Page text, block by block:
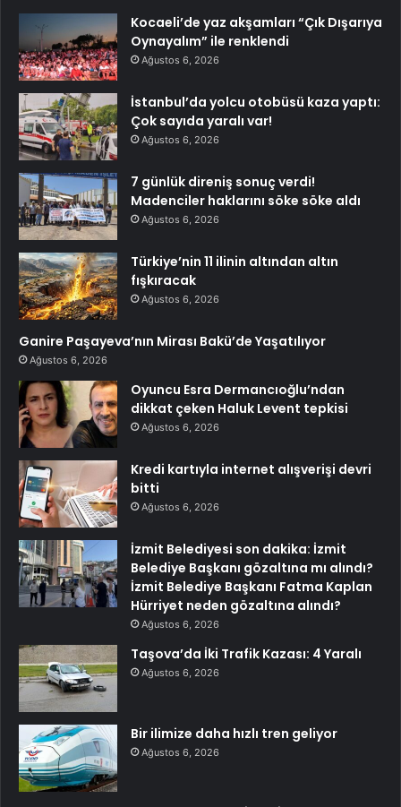
Kocaeli’de yaz akşamları “Çık Dışarıya
Oynayalım” ile renklendi
Ağustos 6, 2026
İstanbul’da yolcu otobüsü kaza yaptı:
Çok sayıda yaralı var!
Ağustos 6, 2026
7 günlük direniş sonuç verdi!
Madenciler haklarını söke söke aldı
Ağustos 6, 2026
Türkiye’nin 11 ilinin altından altın
fışkıracak
Ağustos 6, 2026
Ganire Paşayeva’nın Mirası Bakü’de Yaşatılıyor
Ağustos 6, 2026
Oyuncu Esra Dermancıoğlu’ndan
dikkat çeken Haluk Levent tepkisi
Ağustos 6, 2026
Kredi kartıyla internet alışverişi devri
bitti
Ağustos 6, 2026
İzmit Belediyesi son dakika: İzmit
Belediye Başkanı gözaltına mı alındı?
İzmit Belediye Başkanı Fatma Kaplan
Hürriyet neden gözaltına alındı?
Ağustos 6, 2026
Taşova’da İki Trafik Kazası: 4 Yaralı
Ağustos 6, 2026
Bir ilimize daha hızlı tren geliyor
Ağustos 6, 2026